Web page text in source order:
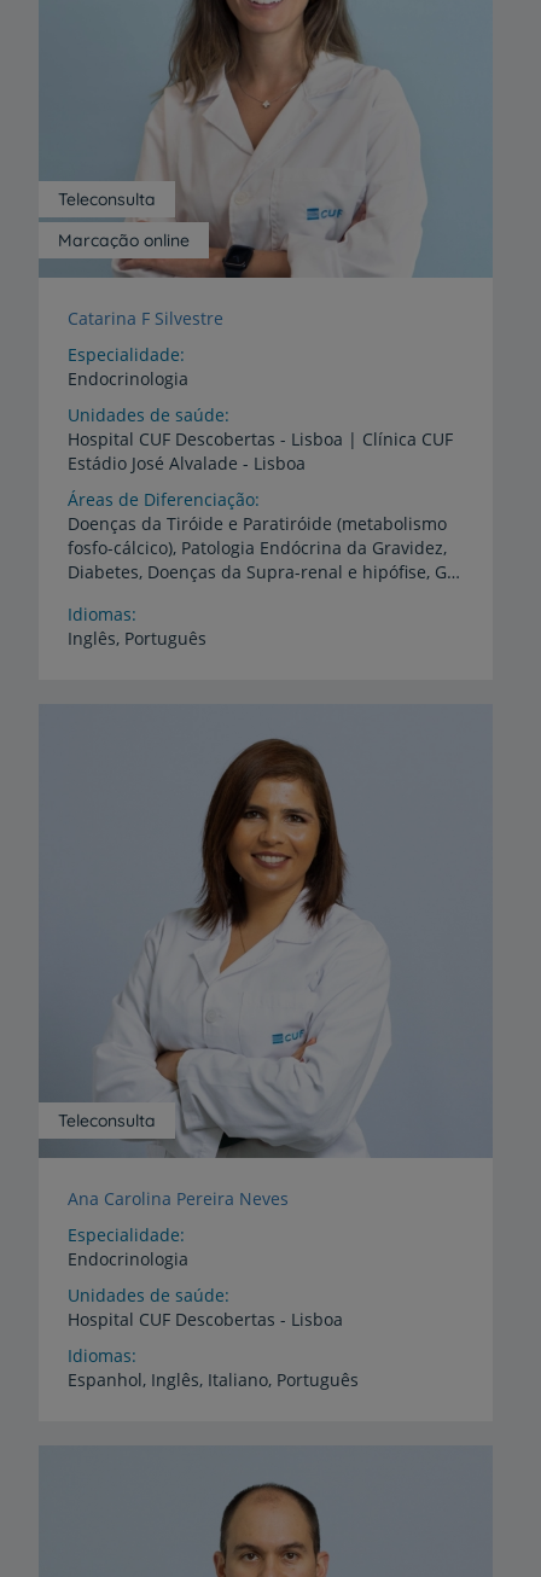
Marcação online
Teleconsulta
Catarina F Silvestre
Especialidade
Endocrinologia
Unidades de saúde
Hospital CUF Descobertas - Lisboa | Clínica CUF
Estádio José Alvalade - Lisboa
Áreas de Diferenciação
Doenças da Tiróide e Paratiróide (metabolismo
fosfo-cálcico), Patologia Endócrina da Gravidez,
Diabetes, Doenças da Supra-renal e hipófise, Gónadas e Obesidade
Idiomas
Inglês, Português
Teleconsulta
Ana Carolina Pereira Neves
Especialidade
Endocrinologia
Unidades de saúde
Hospital CUF Descobertas - Lisboa
Idiomas
Espanhol, Inglês, Italiano, Português